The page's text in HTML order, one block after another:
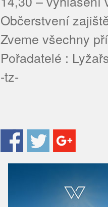
Občerstvení
Zveme všechny
Pořadatelé :
-tz-